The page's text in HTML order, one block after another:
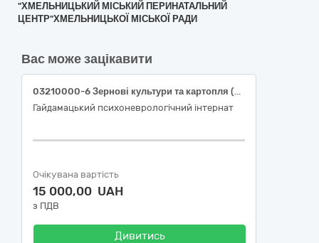
"ХМЕЛЬНИЦЬКИЙ МІСЬКИЙ ПЕРИНАТАЛЬНИЙ
ЦЕНТР"ХМЕЛЬНИЦЬКОЇ МІСЬКОЇ РАДИ
Вас може зацікавити
03210000-6 Зернові культури та картопля (картопля столова, рання (молода))
Гайдамацький психоневрологічний інтернат
Очікувана вартість
15 000,00 UAH
з ПДВ
Дивитись